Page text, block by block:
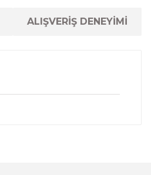
ALIŞVERİŞ DENEYİMİ